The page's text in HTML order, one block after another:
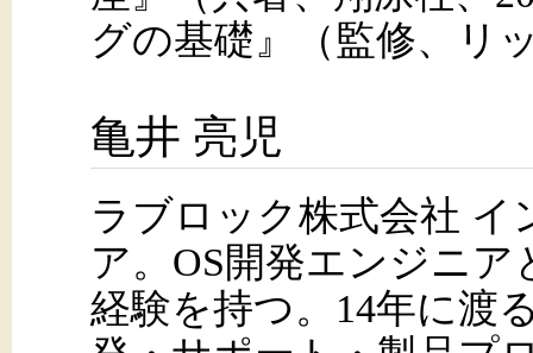
グの基礎』（監修、リ
亀井 亮児
ラブロック株式会社 イ
ア。OS開発エンジニア
経験を持つ。14年に渡